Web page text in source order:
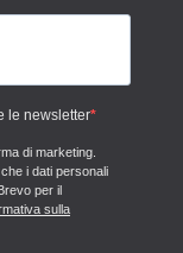
le newsletter
di marketing.
i dati personali
per il
sulla